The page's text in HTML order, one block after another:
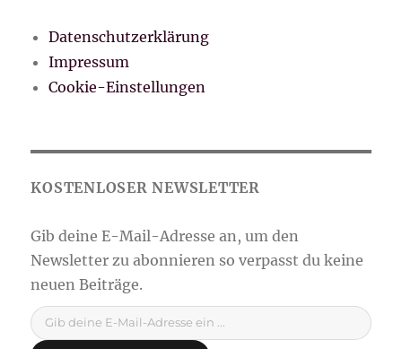
Datenschutzerklärung
Impressum
Cookie-Einstellungen
Gib deine E-Mail-Adresse ein ...